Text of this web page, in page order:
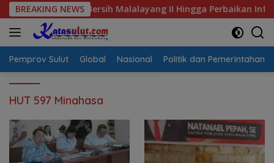
Langsung
ke
konten
BREAKING NEWS
Air Bersih Malalayang II Hingga Perbaikan Infrastruktur
Pemprov Sulut Global Nasional Politik dan Pemerintahan
HUT 597 Minahasa